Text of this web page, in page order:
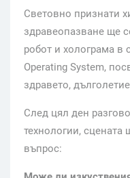
Световно признати
здравеопазване ще
робот и холограма в
Operating System,
здравето,
След цял ден
технологии,
въпрос: